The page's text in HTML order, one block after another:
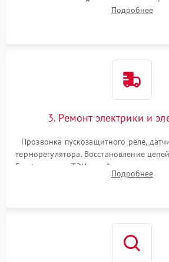
течеискателем. Демонтаж старого
продувка капиллярной трубки для
Подробнее
3. Ремонт электрики и
Прозвонка пускозащитного реле,
терморегулятора. Восстановление
Frost, включая ТЭН оттайки и
платы управления при сбоях
Подробнее